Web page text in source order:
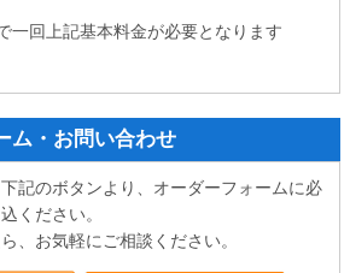
一回上記基本料金が必要となります
ム・お問い合わせ
記のボタンより、オーダーフォームに必
ください。
、お気軽にご相談ください。